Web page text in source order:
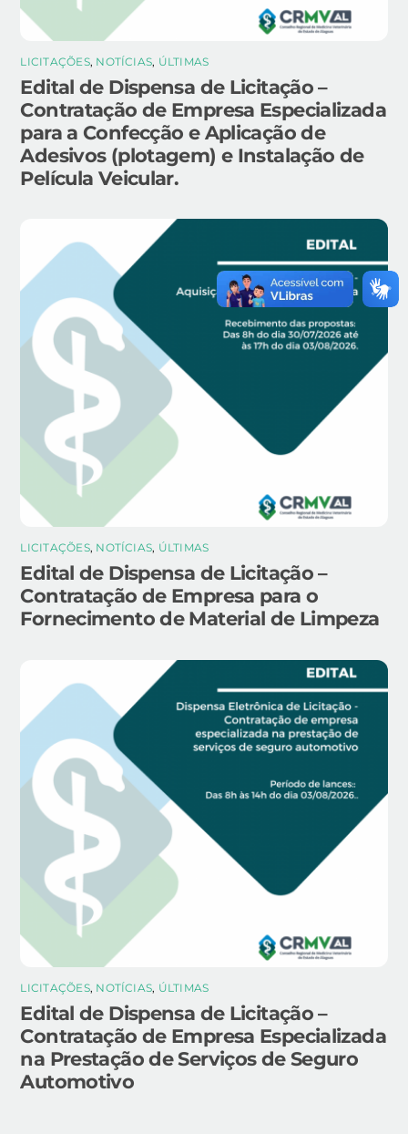
LICITAÇÕES, NOTÍCIAS, ÚLTIMAS
Edital de Dispensa de Licitação –
Contratação de Empresa Especializada
para a Confecção e Aplicação de
Adesivos (plotagem) e Instalação de
Película Veicular.
LICITAÇÕES, NOTÍCIAS, ÚLTIMAS
Edital de Dispensa de Licitação –
Contratação de Empresa para o
Fornecimento de Material de Limpeza
LICITAÇÕES, NOTÍCIAS, ÚLTIMAS
Edital de Dispensa de Licitação –
Contratação de Empresa Especializada
na Prestação de Serviços de Seguro
Automotivo